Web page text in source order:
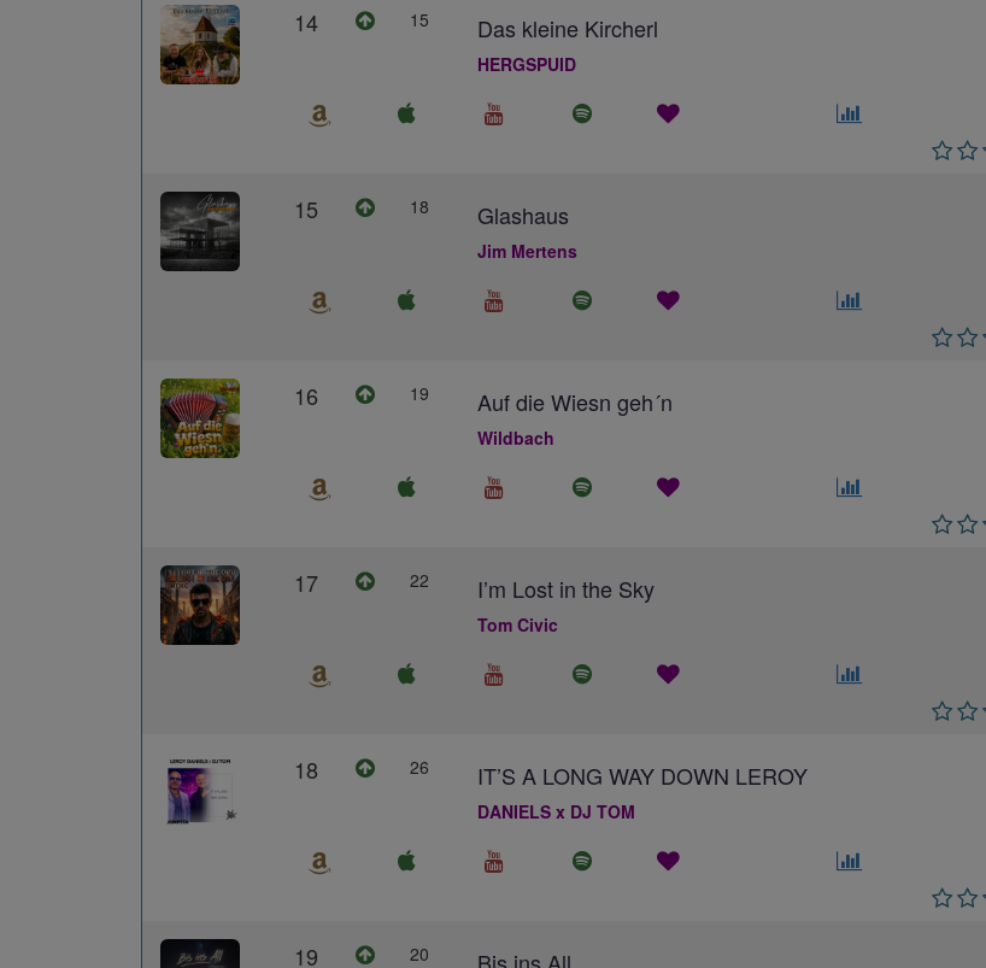
14 15 Das kleine Kircherl
HERGSPUID
15 18 Glashaus
Jim Mertens
16 19 Auf die Wiesn geh´n
Wildbach
17 22 I’m Lost in the Sky
Tom Civic
18 26 IT’S A LONG WAY DOWN LEROY
DANIELS x DJ TOM
19 20 Bis ins All